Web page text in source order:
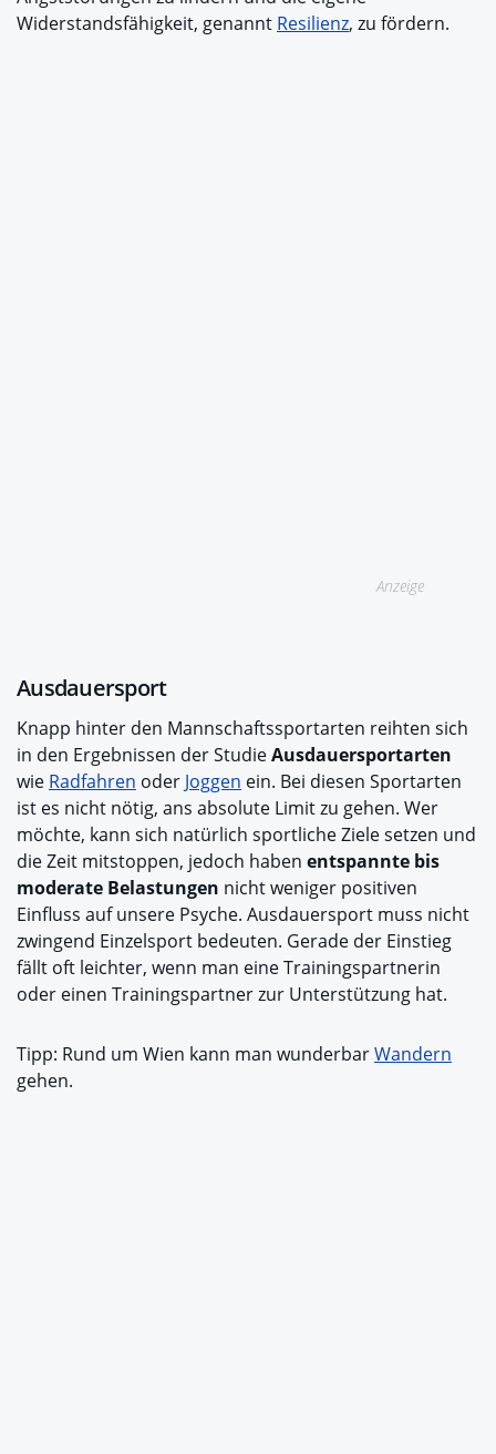
Widerstandsfähigkeit, genannt Resilienz, zu fördern.
Anzeige
Ausdauersport
Knapp hinter den Mannschaftssportarten reihten sich
in den Ergebnissen der StudieAusdauersportarten
wie Radfahren oder Joggen ein. Bei diesen Sportarten
ist es nicht nötig, ans absolute Limit zu gehen. Wer
möchte, kann sich natürlich sportliche Ziele setzen und
die Zeit mitstoppen, jedoch haben entspannte bis
moderate Belastungen nicht weniger positiven
Einfluss auf unsere Psyche. Ausdauersport muss nicht
zwingend Einzelsport bedeuten. Gerade der Einstieg
fällt oft leichter, wenn man eine Trainingspartnerin
oder einen Trainingspartner zur Unterstützung hat.
Tipp: Rund um Wien kann man wunderbarWandern
gehen.